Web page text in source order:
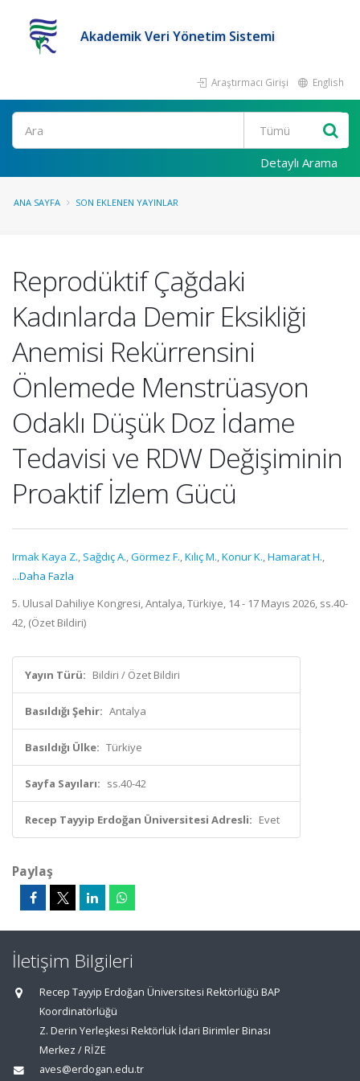
Akademik Veri Yönetim Sistemi
Araştırmacı Girişi English
Ara
Detaylı Arama
ANA SAYFA SON EKLENEN YAYINLAR
Reprodüktif Çağdaki
Kadınlarda Demir Eksikliği
Anemisi Rekürrensini
Önlemede Menstrüasyon
Odaklı Düşük Doz İdame
Tedavisi ve RDW Değişiminin
Proaktif İzlem Gücü
Irmak Kaya Z., Sağdıç A.,Görmez F.,Kılıç M.,Konur K.,Hamarat H.,
...Daha Fazla
5. Ulusal Dahiliye Kongresi, Antalya, Türkiye, 14 - 17 Mayıs 2026, ss.40-
42, (Özet Bildiri)
Yayın Türü: Bildiri / Özet Bildiri
Basıldığı Şehir: Antalya
Basıldığı Ülke: Türkiye
Sayfa Sayıları: ss.40-42
Recep Tayyip Erdoğan Üniversitesi Adresli: Evet
Paylaş
İletişim Bilgileri
Recep Tayyip Erdoğan Üniversitesi Rektörlüğü BAP
Koordinatörlüğü
Z. Derin Yerleşkesi Rektörlük İdari Birimler Binası
Merkez / RİZE
aves@erdogan.edu.tr